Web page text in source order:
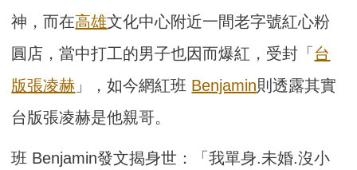
神，而在高雄文化中心附近一間老字號紅心粉
圓店，當中打工的男子也因而爆紅，受封「 台
版張凌赫 」，如今網紅班 Benjamin則透露其實
台版張凌赫是他親哥。
班 Benjamin發文揭身世：「我單身.未婚.沒小